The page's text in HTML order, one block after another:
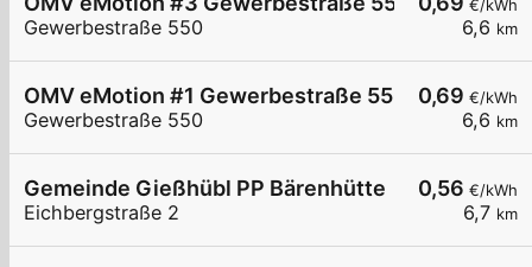
€/kWh
6,6 km
Gewerbestraße 550
0,69 €/kWh
6,6 km
OMV eMotion #1 Gewerbestraße 550 Alland
Gewerbestraße 550
0,56 €/kWh
6,7 km
Gemeinde Gießhübl PP Bärenhütte
Eichbergstraße 2